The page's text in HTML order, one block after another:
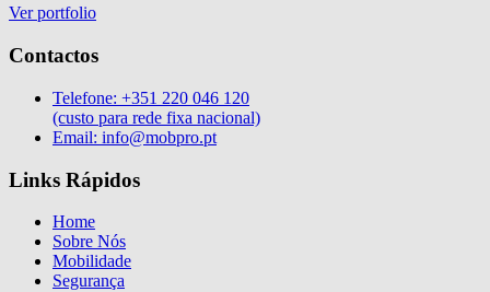
Ver portfolio
Contactos
Telefone: +351 220 046 120
(custo para rede fixa nacional)
Email: info@mobpro.pt
Links Rápidos
Home
Sobre Nós
Mobilidade
Segurança